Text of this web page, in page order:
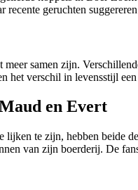
recente geruchten
samen zijn.
het verschil in levensstijl
en Evert
lijken te zijn, hebben beide
van zijn boerderij. De